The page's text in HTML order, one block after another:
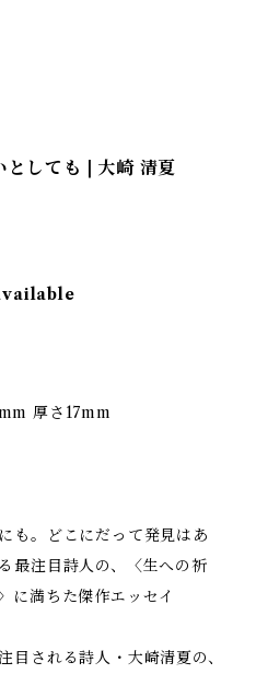
としても | 大崎 清夏
厚さ17mm
も。どこにだって発見はあ
最注目詩人の、〈生への祈
に満ちた傑作エッセイ
目される詩人・大崎清夏の、